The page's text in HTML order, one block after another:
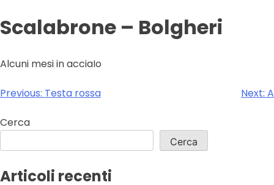
Scalabrone – Bolgheri
Alcuni mesi in acciaIo
Navigazione
articoli
Previous: Testa rossa Next: A
Cerca
Cerca
Articoli recenti